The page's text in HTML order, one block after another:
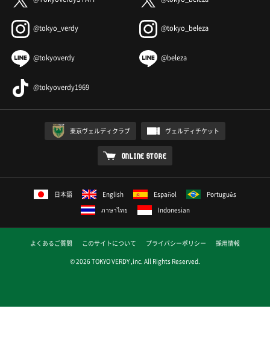
@tokyo_verdy @tokyo_beleza
@tokyoverdy @beleza
@tokyoverdy1969
東京ヴェルディクラブ ヴェルディチケット
ONLINE STORE
日本語 English Español
Português
ภาษาไทย
Indonesian
よくあるご質問 このサイトについて プライバシーポリシー
採用情報
© 2026 TOKYO VERDY ,inc. All Rights Reserved.